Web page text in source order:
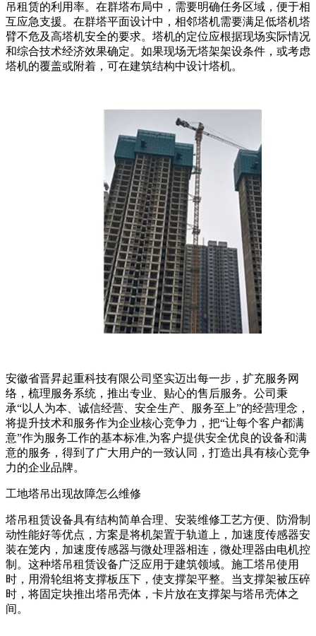
吊租赁的利用率。在群塔布局中，需要明确任务区域，便于相
互应急支援。在群塔平面设计中，相邻塔机需要满足低塔机塔
臂不危及高塔机安全的要求。塔机的定位应根据现场实际情况
和综合技术经济效果确定。如果现场无塔架架设条件，或考虑
塔机的覆盖或附着，可在建筑结构中设计塔机。
安徽省晋昇起重科技有限公司坚实迈出每一步，扩充服务网
络，梳理服务系统，推出专业、贴心的售后服务。公司秉
承“以人为本、诚信经营、安全生产、服务至上”的经营理念，
将提升技术和服务作为企业核心竞争力，把“让每个客户都满
意”作为服务工作的基本标准,为客户提供安全优良的设备和满
意的服务，得到了广大用户的一致认同，打造出具有核心竞争
力的企业品牌。
工地塔吊出现故障怎么维修
塔吊租赁设备具有结构简单合理、安装维修工艺方便、防滑制
动性能好等优点，方案是将机架置于轨道上，加速度传感器安
装在笼内，加速度传感器与微处理器相连，微处理器由电机控
制。这种塔吊租赁设备广泛应用于建筑领域。施工塔吊使用
时，用滑轮组将支撑板压下，使支撑架平整。当支撑架被压碎
时，将固定块推出塔吊壳体，卡片放在支撑架与塔吊壳体之
间。